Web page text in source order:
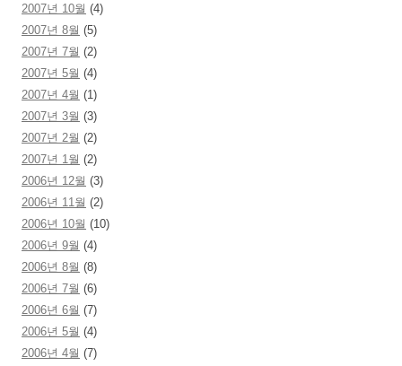
2007년 10월 (4)
2007년 8월 (5)
2007년 7월 (2)
2007년 5월 (4)
2007년 4월 (1)
2007년 3월 (3)
2007년 2월 (2)
2007년 1월 (2)
2006년 12월 (3)
2006년 11월 (2)
2006년 10월 (10)
2006년 9월 (4)
2006년 8월 (8)
2006년 7월 (6)
2006년 6월 (7)
2006년 5월 (4)
2006년 4월 (7)